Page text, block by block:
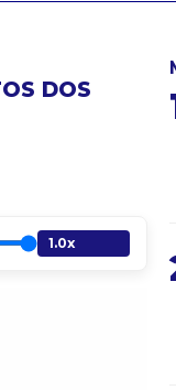
DOS
VIAGENS. - Jornal A